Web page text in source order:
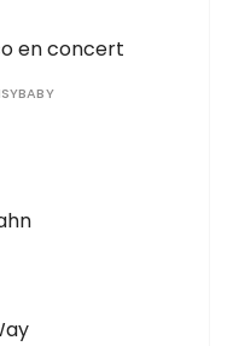
en concert